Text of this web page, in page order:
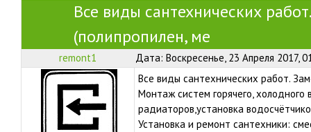
Все виды сантехнических
(полипропилен, ме
remont1 Дата: Воскресенье, 23 Апреля 2017,
Все виды сантехнических работ.
Монтаж систем горячего,
радиаторов,установка
Установка и ремонт сантехники: